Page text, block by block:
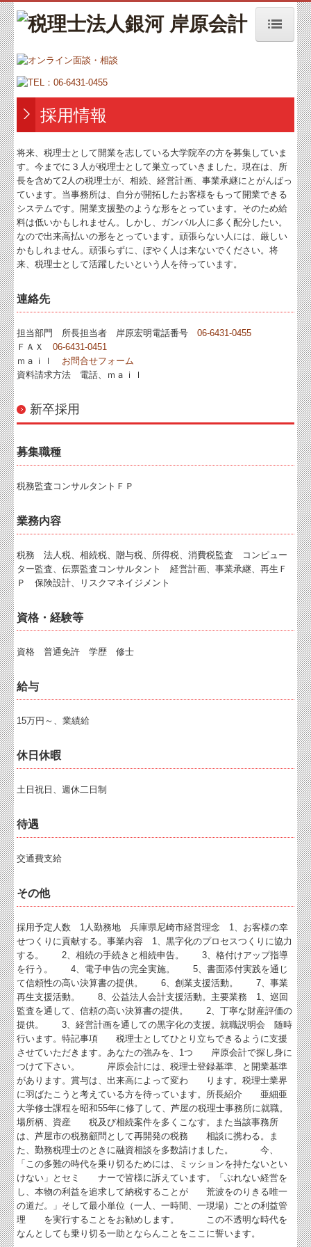
トップページ
お知らせ
事務所紹介
オンラインによる面談・相談
増販増客ニュース
交通案内
業務案内
よくある質問
料金について
リンク集
お問合せ
FX4クラウド
補助金・助成金・融資情報
関与先向け融資商品ご紹介
経営者お役立ち情報
経営者オススメ情報
事務所通信
おたより
社長メニューASP版
TKCシステムQ&A
社会福祉法人会計Q&A
経営改善計画の策定支援
経営改善オンデマンド講座
ブログ
採用情報
将来、税理士として開業を志している大学院卒の方を募集していま
す。今までに３人が税理士として巣立っていきました。現在は、所
長を含めて2人の税理士が、相続、経営計画、事業承継にとがんばっ
ています。当事務所は、自分が開拓したお客様をもって開業できる
システムです。開業支援塾のような形をとっています。そのため給
料は低いかもしれません。しかし、ガンバル人に多く配分したい。
なので出来高払いの形をとっています。頑張らない人には、厳しい
かもしれません。頑張らずに、ぼやく人は来ないでください。将
来、税理士として活躍したいという人を待っています。
連絡先
担当部門 所長担当者 岸原宏明電話番号06-6431-0455
ＦＡＸ06-6431-0451
ｍａｉｌ お問合せフォーム
資料請求方法 電話、ｍａｉｌ
新卒採用
募集職種
税務監査コンサルタントＦＰ
業務内容
税務 法人税、相続税、贈与税、所得税、消費税監査 コンピュー
ター監査、伝票監査コンサルタント 経営計画、事業承継、再生Ｆ
Ｐ 保険設計、リスクマネイジメント
資格・経験等
資格 普通免許 学歴 修士
給与
15万円～、業績給
休日休暇
土日祝日、週休二日制
待遇
交通費支給
その他
採用予定人数 1人勤務地 兵庫県尼崎市経営理念 1、お客様の幸
せつくりに貢献する。事業内容 1、黒字化のプロセスつくりに協力
する。 2、相続の手続きと相続申告。 3、格付けアップ指導
を行う。 4、電子申告の完全実施。 5、書面添付実践を通じ
て信頼性の高い決算書の提供。 6、創業支援活動。 7、事業
再生支援活動。 8、公益法人会計支援活動。主要業務 1、巡回
監査を通して、信頼の高い決算書の提供。 2、丁寧な財産評価の
提供。 3、経営計画を通しての黒字化の支援。就職説明会 随時
行います。特記事項 税理士としてひとり立ちできるように支援
させていただきます。あなたの強みを、1つ 岸原会計で探し身に
つけて下さい。 岸原会計には、税理士登録基準、と開業基準
があります。賞与は、出来高によって変わ ります。税理士業界
に羽ばたこうと考えている方を待っています。所長紹介 亜細亜
大学修士課程を昭和55年に修了して、芦屋の税理士事務所に就職。
場所柄、資産 税及び相続案件を多くこなす。また当該事務所
は、芦屋市の税務顧問として再開発の税務 相談に携わる。ま
た、勤務税理士のときに融資相談を多数請けました。 今、
「この多難の時代を乗り切るためには、ミッションを持たないとい
けない」とセミ ナーで皆様に訴えています。「ぶれない経営を
し、本物の利益を追求して納税することが 荒波をのりきる唯一
の道だ。」そして最小単位（一人、一時間、一現場）ごとの利益管
理 を実行することをお勧めします。 この不透明な時代を
なんとしても乗り切る一助とならんことをここに誓います。